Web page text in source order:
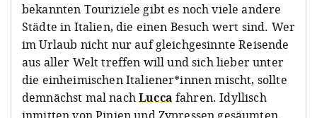
bekannten Touriziele gibt es noch viele andere
Städte in Italien, die einen Besuch wert sind. Wer
im Urlaub nicht nur auf gleichgesinnte Reisende
aus aller Welt treffen will und sich lieber unter
die einheimischen Italiener*innen mischt, sollte
demnächst mal nachLucca fahren. Idyllisch